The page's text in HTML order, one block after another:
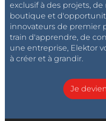
exclusif à des projets,
boutique et
innovateurs de premier
train d'apprendre, de
une entreprise, Elektor
à créer et à grandir.
Je